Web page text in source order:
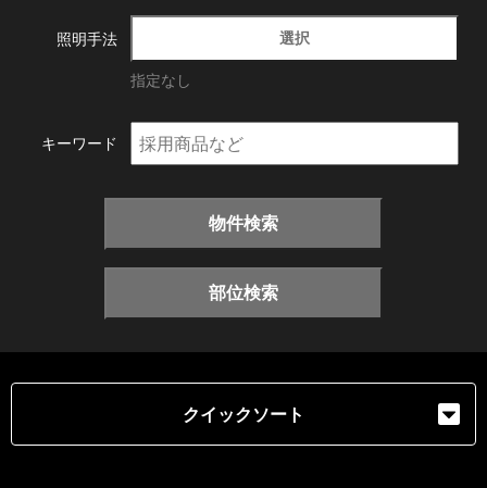
照明手法 選択
指定なし
キーワード
物件検索
部位検索
クイックソート